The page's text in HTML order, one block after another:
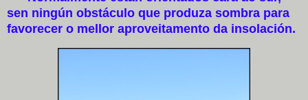
sen ningún obstáculo que produza sombra para
favorecer o mellor aproveitamento da insolación.